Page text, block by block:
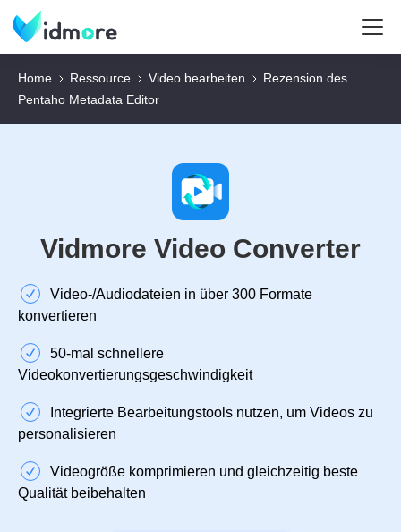
Home Ressource Video bearbeiten
Rezension des
Pentaho Metadata Editor
Vidmore Video Converter
Video‑/Audiodateien in über 300 Formate
konvertieren
50‑mal schnellere
Videokonvertierungsgeschwindigkeit
Integrierte Bearbeitungstools nutzen, um Videos zu
personalisieren
Videogröße komprimieren und gleichzeitig beste
Qualität beibehalten